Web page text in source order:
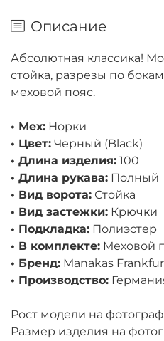
Описание
Абсолютная классика!
стойка, разрезы по
меховой пояс.
• Мех: Норки
• Цвет: Черный (Black)
• Длина изделия: 100
• Длина рукава: Полный
• Вид ворота: Стойка
• Вид застежки: Крючки
• Подкладка: Полиэстер
• В комплекте: Меховой
• Бренд: Manakas
• Производство:
Рост модели на
Размер изделия на